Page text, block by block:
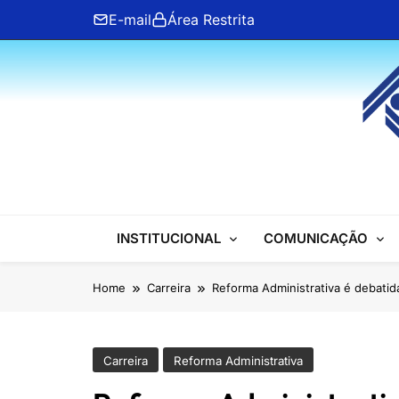
content
E-mail Área Restrita
ANFIP Nacional
INSTITUCIONAL COMUNICAÇÃO
Home Carreira Reforma Administrativa é
Carreira Reforma Administrativa